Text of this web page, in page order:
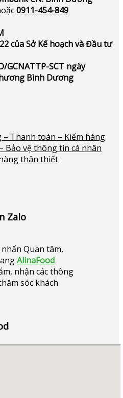
0911-454-849
của Sở Kế hoạch và Đầu tư
GCNATTP-SCT ngày
Bình Dương
– Thanh toán – Kiểm hàng
Bảo vệ thông tin cá nhân
thân thiết
Zalo
nhấn Quan tâm,
AlinaFood
nhận các thông
sóc khách